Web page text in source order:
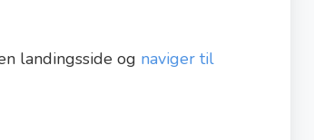
landingsside og naviger til